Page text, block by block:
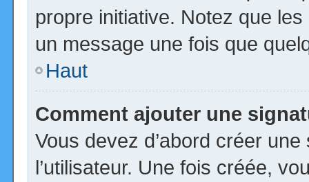
propre initiative. Notez que
un message une fois que
Haut
Comment ajouter une
Vous devez d’abord créer
l’utilisateur. Une fois créée,